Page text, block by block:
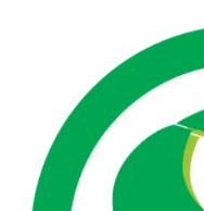
aborto
legal,
seguro